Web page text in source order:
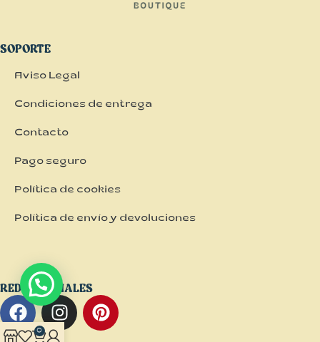
SOPORTE
Aviso Legal
Condiciones de entrega
Contacto
Pago seguro
Política de cookies
Política de envío y devoluciones
REDES SOCIALES
0